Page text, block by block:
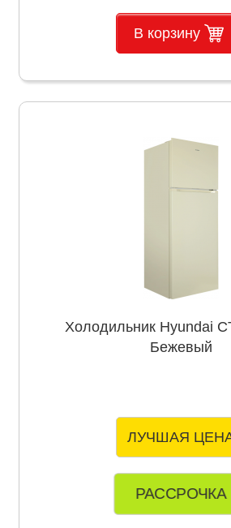
В корзину
Холодильник Hyundai
Бежевый
ЛУЧШАЯ
РАССРОЧКА